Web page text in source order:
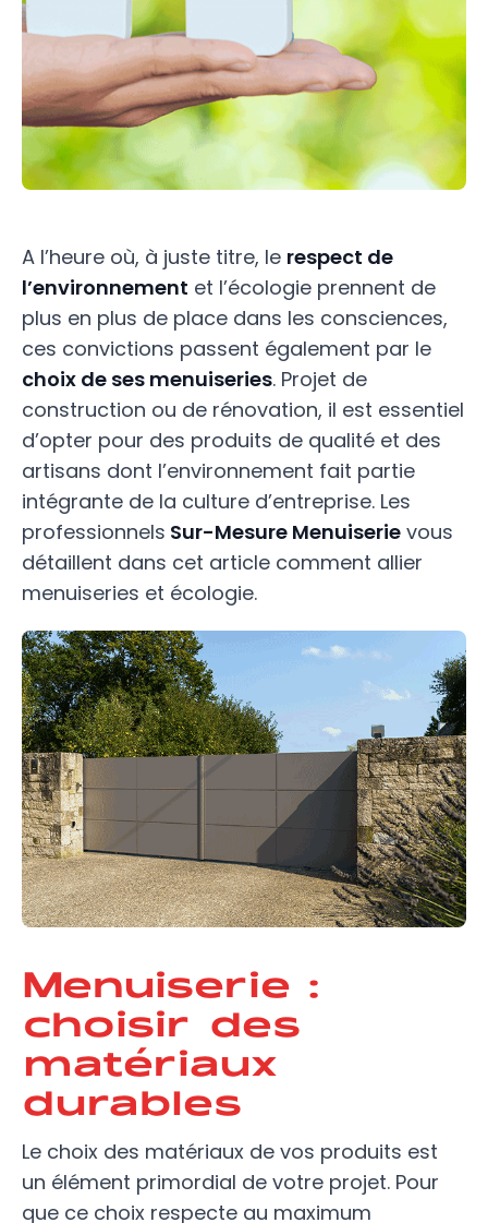
A l’heure où, à juste titre, le respect de
l’environnement et l’écologie prennent de
plus en plus de place dans les consciences,
ces convictions passent également par le
choix de ses menuiseries. Projet de
construction ou de rénovation, il est essentiel
d’opter pour des produits de qualité et des
artisans dont l’environnement fait partie
intégrante de la culture d’entreprise. Les
professionnels Sur-Mesure Menuiserie vous
détaillent dans cet article comment allier
menuiseries et écologie.
Menuiserie :
choisir des
matériaux
durables
Le choix des matériaux de vos produits est
un élément primordial de votre projet. Pour
que ce choix respecte au maximum